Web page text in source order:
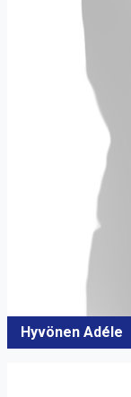
Hyvönen Adéle